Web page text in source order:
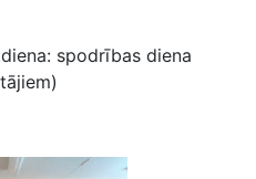
spodrības diena